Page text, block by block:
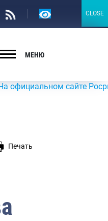
Версия
МЕНЮ
сайте
Печать
CLOSE
CLOSE